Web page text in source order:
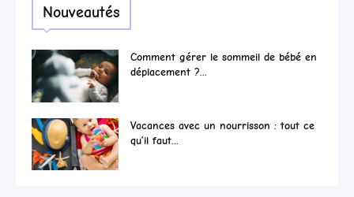
Nouveautés
Comment gérer le sommeil de bébé en
déplacement ?...
Vacances avec un nourrisson : tout ce
qu’il faut...